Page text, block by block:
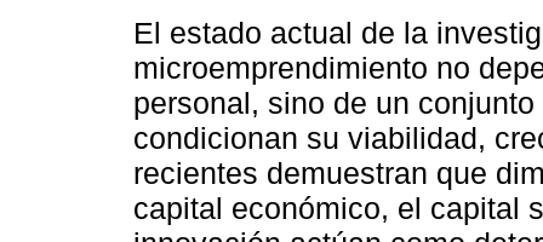
El estado actual de la
microemprendimiento no
personal, sino de un
condicionan su viabilidad,
recientes demuestran que
capital económico, el capital